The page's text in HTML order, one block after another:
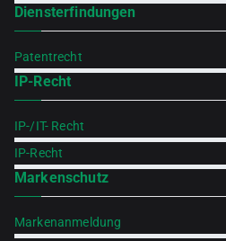
Diensterfindungen
Patentrecht
IP-Recht
IP-/IT- Recht
IP-Recht
Markenschutz
Markenanmeldung